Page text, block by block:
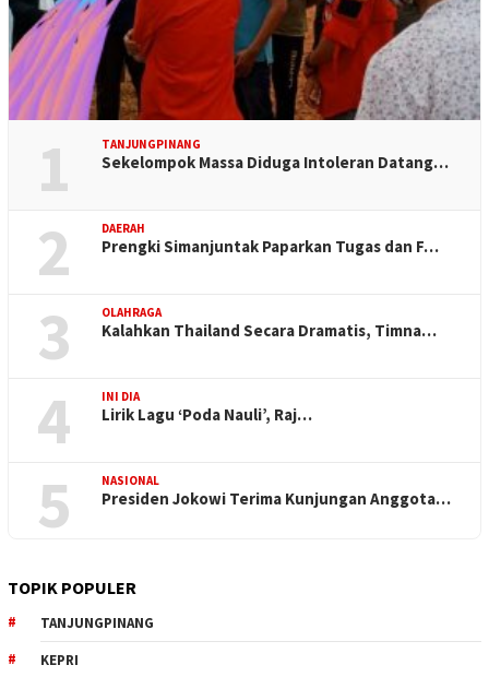
1 TANJUNGPINANG
Sekelompok Massa Diduga Intoleran Datang…
2 DAERAH
Prengki Simanjuntak Paparkan Tugas dan F…
3 OLAHRAGA
Kalahkan Thailand Secara Dramatis, Timna…
4 INI DIA
Lirik Lagu ‘Poda Nauli’, Raj…
5 NASIONAL
Presiden Jokowi Terima Kunjungan Anggota…
TOPIK POPULER
TANJUNGPINANG
KEPRI